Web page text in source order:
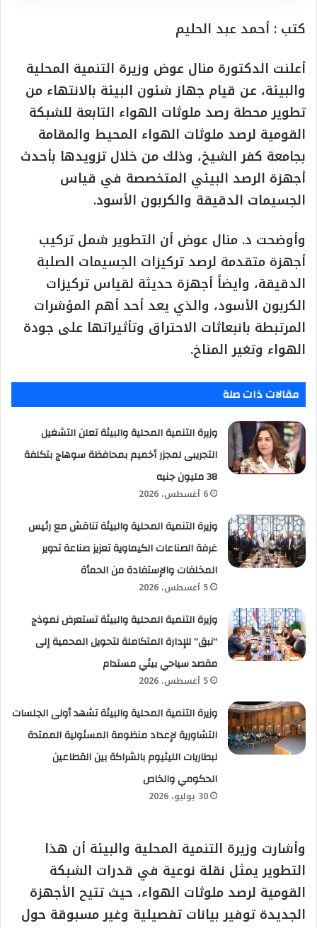
كتب : أحمد عبد الحليم
أعلنت الدكتورة منال عوض وزيرة التنمية المحلية
والبيئة، عن قيام جهاز شئون البيئة بالانتهاء من
تطوير محطة رصد ملوثات الهواء التابعة للشبكة
القومية لرصد ملوثات الهواء المحيط والمقامة
بجامعة كفر الشيخ، وذلك من خلال تزويدها بأحدث
أجهزة الرصد البيئي المتخصصة في قياس
الجسيمات الدقيقة والكربون الأسود.
وأوضحت د. منال عوض أن التطوير شمل تركيب
أجهزة متقدمة لرصد تركيزات الجسيمات الصلبة
الدقيقة، وايضاً أجهزة حديثة لقياس تركيزات
الكربون الأسود، والذي يعد أحد أهم المؤشرات
المرتبطة بانبعاثات الاحتراق وتأثيراتها على جودة
الهواء وتغير المناخ.
مقالات ذات صلة
وزيرة التنمية المحلية والبيئة تعلن التشغيل
التجريبى لمجزر أخميم بمحافظة سوهاج بتكلفة
38 مليون جنيه
6 أغسطس، 2026
وزيرة التنمية المحلية والبيئة تناقش مع رئيس
غرفة الصناعات الكيماوية تعزيز صناعة تدوير
المخلفات والإستفادة من الحمأة
5 أغسطس، 2026
وزيرة التنمية المحلية والبيئة تستعرض نموذج
“نبق” للإدارة المتكاملة لتحويل المحمية إلى
مقصد سياحي بيئي مستدام
5 أغسطس، 2026
وزيرة التنمية المحلية والبيئة تشهد أولى الجلسات
التشاورية لإعداد منظومة المسئولية الممتدة
لبطاريات الليثيوم بالشراكة بين القطاعين
الحكومي والخاص
30 يوليو، 2026
وأشارت وزيرة التنمية المحلية والبيئة أن هذا
التطوير يمثل نقلة نوعية في قدرات الشبكة
القومية لرصد ملوثات الهواء، حيث تتيح الأجهزة
الجديدة توفير بيانات تفصيلية وغير مسبوقة حول